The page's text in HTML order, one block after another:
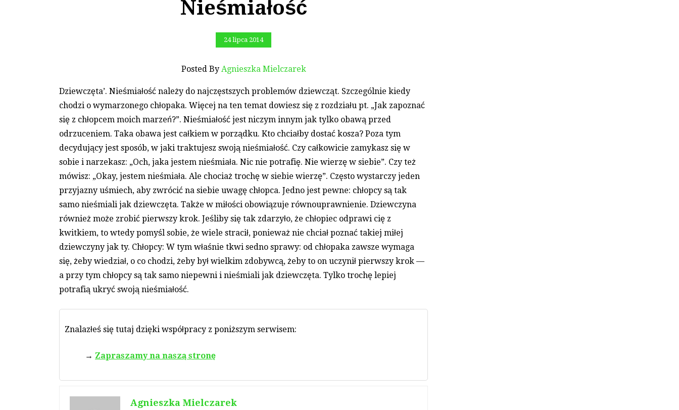
Nieśmiałość
24 lipca 2014
Posted By Agnieszka Mielczarek
Dziewczęta’. Nieśmiałość należy do najczęstszych problemów dziewcząt. Szczególnie kiedy
chodzi o wymarzonego chłopaka. Więcej na ten temat dowiesz się z rozdziału pt. „Jak zapoznać
się z chłopcem moich marzeń?”. Nieśmiałość jest niczym innym jak tylko obawą przed
odrzuceniem. Taka obawa jest całkiem w porządku. Kto chciałby dostać kosza? Poza tym
decydujący jest sposób, w jaki traktujesz swoją nieśmiałość. Czy całkowicie zamykasz się w
sobie i narzekasz: „Och, jaka jestem nieśmiała. Nic nie potrafię. Nie wierzę w siebie”. Czy też
mówisz: „Okay, jestem nieśmiała. Ale chociaż trochę w siebie wierzę”. Często wystarczy jeden
przyjazny uśmiech, aby zwrócić na siebie uwagę chłopca. Jedno jest pewne: chłopcy są tak
samo nieśmiali jak dziewczęta. Także w miłości obowiązuje równouprawnienie. Dziewczyna
również może zrobić pierwszy krok. Jeśliby się tak zdarzyło, że chłopiec odprawi cię z
kwitkiem, to wtedy pomyśl sobie, że wiele stracił, ponieważ nie chciał poznać takiej miłej
dziewczyny jak ty. Chłopcy: W tym właśnie tkwi sedno sprawy: od chłopaka zawsze wymaga
się, żeby wiedział, o co chodzi, żeby był wielkim zdobywcą, żeby to on uczynił pierwszy krok —
a przy tym chłopcy są tak samo niepewni i nieśmiali jak dziewczęta. Tylko trochę lepiej
potrafią ukryć swoją nieśmiałość.
Znalazłeś się tutaj dzięki współpracy z poniższym serwisem:
Zapraszamy na naszą stronę
Agnieszka Mielczarek